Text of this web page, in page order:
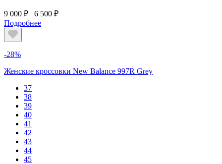
9 000 ₽
6 500 ₽
Подробнее
-28%
Женские кроссовки New Balance 997R Grey
37
38
39
40
41
42
43
44
45